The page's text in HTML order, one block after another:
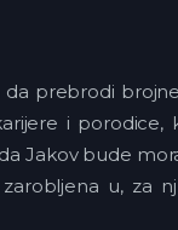
prebrodi
i porodice,
Jakov bude
u, za